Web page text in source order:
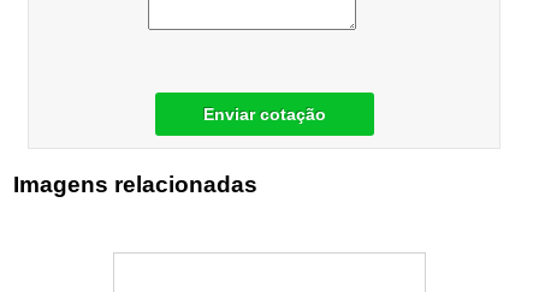
Enviar cotação
Imagens relacionadas